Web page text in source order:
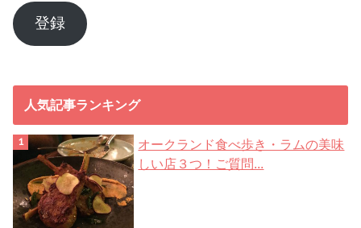
ア
ド
登録
人気記事ランキング
オークランド食べ歩き・ラムの美味
しい店３つ！ご質問...